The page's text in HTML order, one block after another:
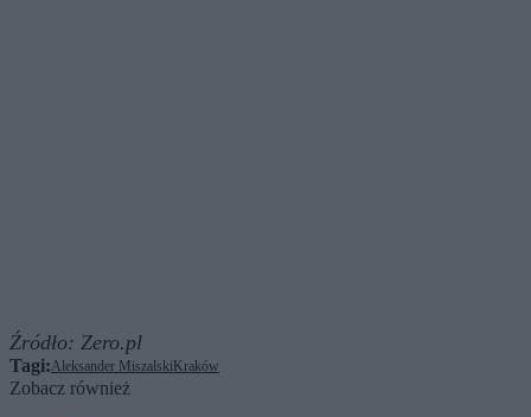
Źródło: Zero.pl
Tagi:Aleksander Miszalski Kraków
Zobacz również